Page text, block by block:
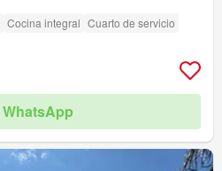
Cocina integral Cuarto de servicio
WhatsApp